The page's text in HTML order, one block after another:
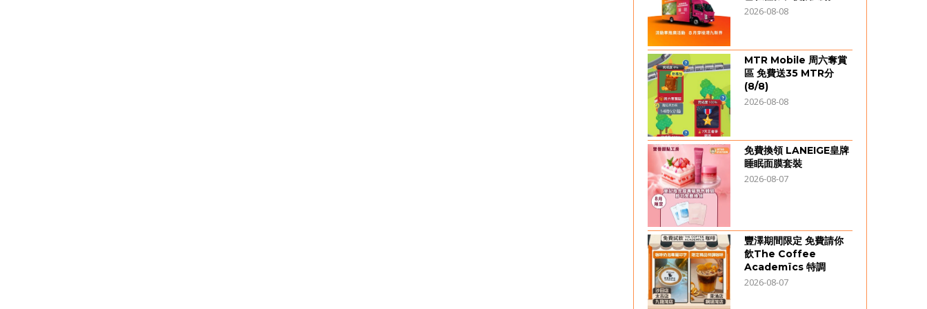
2026-08-08
MTR Mobile 周六奪賞
區 免費送35 MTR分
(8/8)
2026-08-08
免費換領 LANEIGE皇牌
睡眠面膜套裝
2026-08-07
豐澤期間限定 免費請你
飲The Coffee
Academïcs 特調
2026-08-07